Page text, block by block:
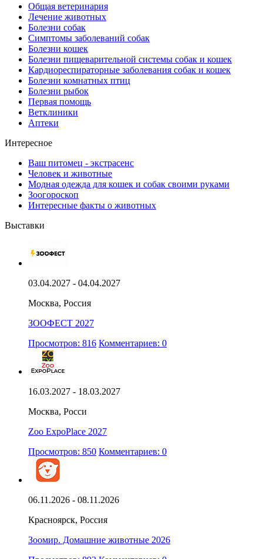
Общая ветеринария
Лечение животных
Болезни собак
Симптомы заболеваний собак
Болезни кошек
Болезни пищеварительной системы собак и кошек
Кардиореспираторные заболевания собак и кошек
Болезни комнатных птиц
Болезни рыбок
Первая помощь
Ветклиники
Аптеки
Интересное
Ваш питомец - экстрасенс
Человек и животные
Модная одежда для кошек и собак своими руками
Зоогороскоп
Интересные факты о животных
Выставки
03.04.2027 - 04.04.2027
Москва, Россия
ЗООФЕСТ 2027
Просмотров: 816 Комментариев: 0
16.03.2027 - 18.03.2027
Москва, Росси
Zoo ExpoPlace 2027
Просмотров: 850 Комментариев: 0
06.11.2026 - 08.11.2026
Красноярск, Россия
Зоомир. Домашние животные 2026